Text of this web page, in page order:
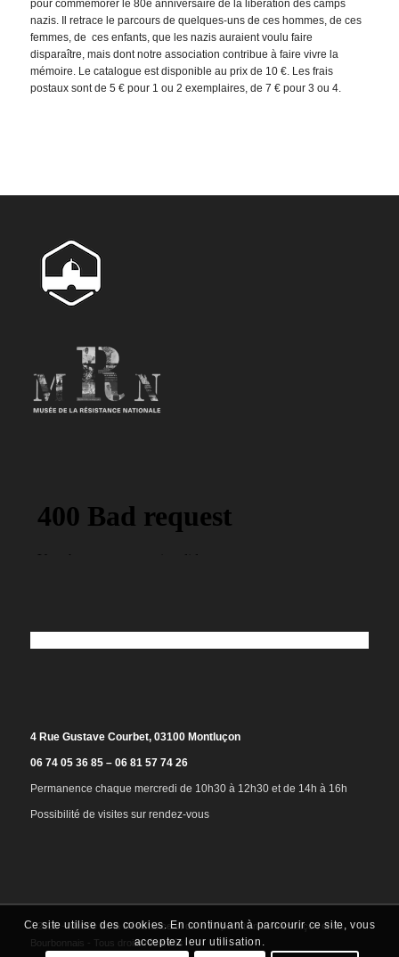
pour commémorer le 80e anniversaire de la libération des camps
nazis. Il retrace le parcours de quelques-uns de ces hommes, de ces
femmes, de ces enfants, que les nazis auraient voulu faire
disparaître, mais dont notre association contribue à faire vivre la
mémoire. Le catalogue est disponible au prix de 10 €. Les frais
postaux sont de 5 € pour 1 ou 2 exemplaires, de 7 € pour 3 ou 4.
4 Rue Gustave Courbet, 03100 Montluçon
06 74 05 36 85 – 06 81 57 74 26
Permanence chaque mercredi de 10h30 à 12h30 et de 14h à 16h
Possibilité de visites sur rendez-vous
©2025 - Musée de la Résistance et de la Déportation de Montluçon et du
Bourbonnais - Tous droits réservés
Ce site utilise des cookies. En continuant à parcourir ce site, vous
acceptez leur utilisation.